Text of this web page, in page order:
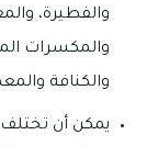
والفطيرة،
والمكسرات
والكنافة
يمكن أن تختلف